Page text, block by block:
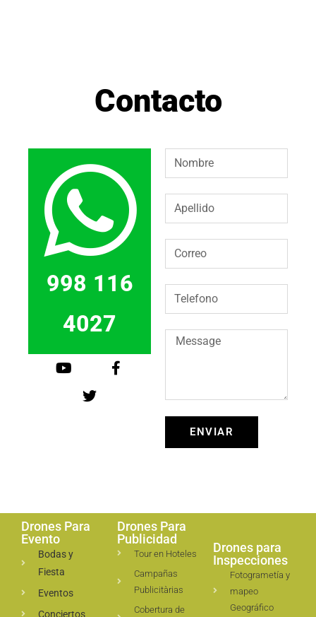
Contacto
998 116
4027
ENVIAR
Drones Para
Evento
Bodas y
Fiesta
Eventos
Conciertos
Drones Para
Publicidad
Tour en Hoteles
Campañas
Publicitàrias
Cobertura de
Drones para
Inspecciones
Fotogrametía y
mapeo
Geográfico